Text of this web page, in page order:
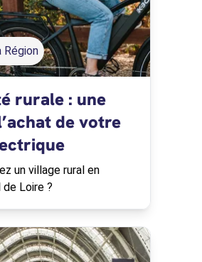
Région
rurale : une
de votre
un village rural en
Loire ?